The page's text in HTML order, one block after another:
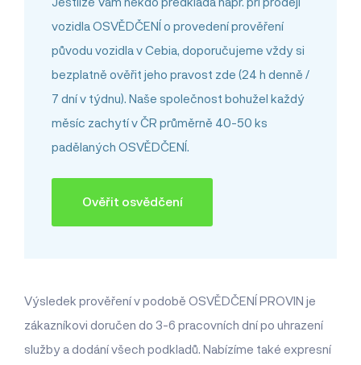
vozidla OSVĚDČENÍ o provedení prověření
původu vozidla v Cebia, doporučujeme vždy si
bezplatně ověřit jeho pravost zde (24 h denně /
7 dní v týdnu). Naše společnost bohužel každý
měsíc zachytí v ČR průměrně 40-50 ks
padělaných OSVĚDČENÍ.
Ověřit osvědčení
Výsledek prověření v podobě OSVĚDČENÍ PROVIN je
zákazníkovi doručen do 3-6 pracovních dní po uhrazení
služby a dodání všech podkladů. Nabízíme také expresní